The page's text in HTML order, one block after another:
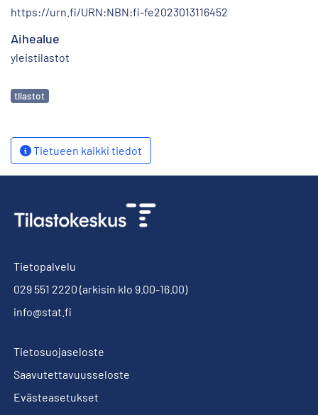
https://urn.fi/URN:NBN:fi-fe2023013116452
Aihealue
yleistilastot
Avainsanat
tilastot
Tietueen kaikki tiedot
Tietopalvelu
029 551 2220 (arkisin klo 9.00-16.00)
info@stat.fi
Tietosuojaseloste
Saavutettavuusseloste
Evästeasetukset